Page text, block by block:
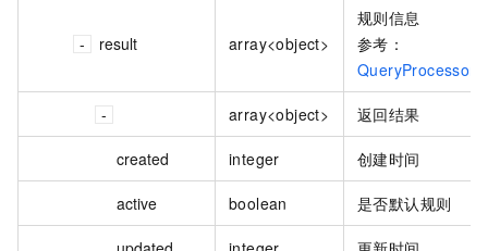
result array<object>
规则信息
参考：
QueryProcessor
array<object> 返回结果
created integer 创建时间
active boolean 是否默认规则